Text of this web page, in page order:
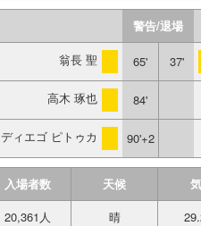
警告/退場
翁長 聖 警告65' 37'
高木 琢也 警告84'
ディエゴ ピトゥカ 警告
90'+2
入場者数 天候
20,361人
晴